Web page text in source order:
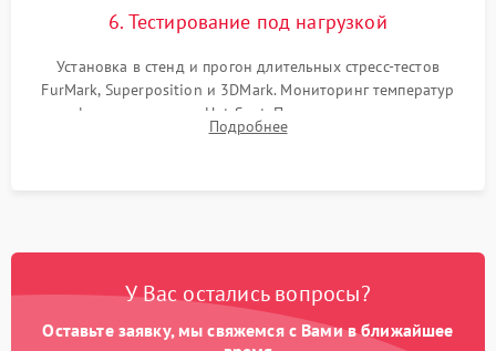
6. Тестирование под нагрузкой
Установка в стенд и прогон длительных стресс-тестов
FurMark, Superposition и 3DMark. Мониторинг температур
графического чипа и Hot Spot. Проверка на отсутствие
артефактов изображения, вылетов драйвера и зависаний.
Подробнее
У Вас остались вопросы?
Оставьте заявку, мы свяжемся с Вами в ближайшее